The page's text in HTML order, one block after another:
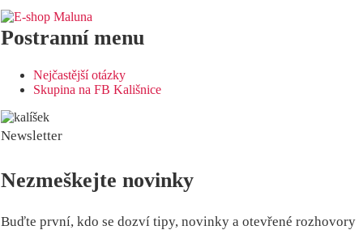
Postranní menu
Nejčastější otázky
Skupina na FB Kališnice
Newsletter
Nezmeškejte novinky
Buďte první, kdo se dozví tipy, novinky a otevřené rozhovory